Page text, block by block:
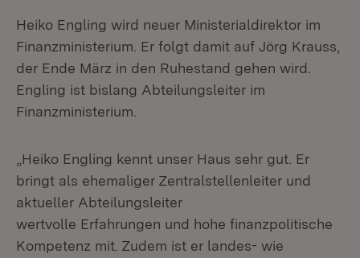
Heiko Engling wird neuer Ministerialdirektor im
Finanzministerium. Er folgt damit auf Jörg Krauss,
der Ende März in den Ruhestand gehen wird.
Engling ist bislang Abteilungsleiter im
Finanzministerium.
„Heiko Engling kennt unser Haus sehr gut. Er
bringt als ehemaliger Zentralstellenleiter und
aktueller Abteilungsleiter
wertvolle Erfahrungen und hohe finanzpolitische
Kompetenz mit. Zudem ist er landes- wie